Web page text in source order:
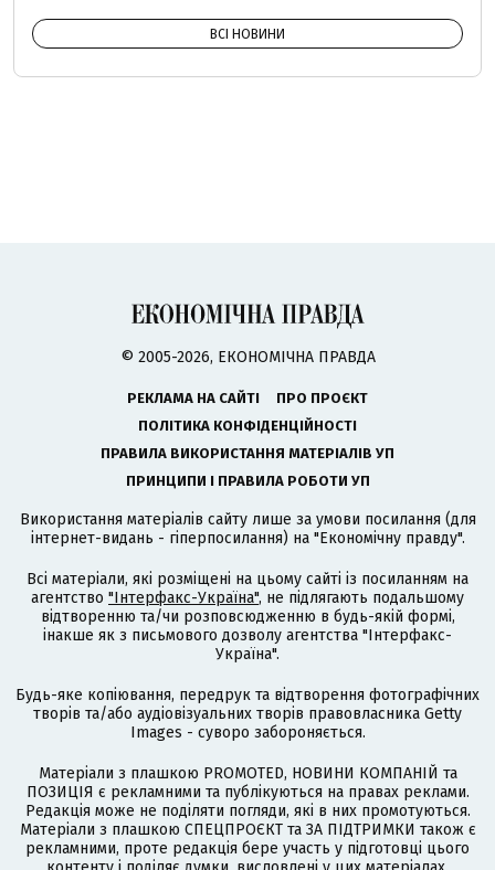
ВСІ НОВИНИ
© 2005-2026, ЕКОНОМІЧНА ПРАВДА
РЕКЛАМА НА САЙТІ
ПРО ПРОЄКТ
ПОЛІТИКА КОНФІДЕНЦІЙНОСТІ
ПРАВИЛА ВИКОРИСТАННЯ МАТЕРІАЛІВ УП
ПРИНЦИПИ І ПРАВИЛА РОБОТИ УП
Використання матеріалів сайту лише за умови посилання (для
інтернет-видань - гіперпосилання) на "Економічну правду".
Всі матеріали, які розміщені на цьому сайті із посиланням на
агентство "Інтерфакс-Україна", не підлягають подальшому
відтворенню та/чи розповсюдженню в будь-якій формі,
інакше як з письмового дозволу агентства "Інтерфакс-
Україна".
Будь-яке копіювання, передрук та відтворення фотографічних
творів та/або аудіовізуальних творів правовласника Getty
Images - суворо забороняється.
Матеріали з плашкою PROMOTED, НОВИНИ КОМПАНІЙ та
ПОЗИЦІЯ є рекламними та публікуються на правах реклами.
Редакція може не поділяти погляди, які в них промотуються.
Матеріали з плашкою СПЕЦПРОЄКТ та ЗА ПІДТРИМКИ також є
рекламними, проте редакція бере участь у підготовці цього